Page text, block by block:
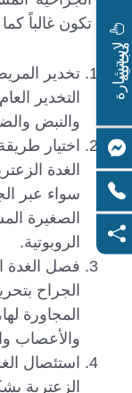
تكون غالباً
تخدير
التخدير
والنبض
اختيار
الغدة
سواء عبر
الصغيرة
الروبوتية.
فصل الغدة
الجراح
المجاورة
والأعصاب
استئصال
الزعترية
ل
ا
س
ت
ش
ا
ر
ة
م
ج
ا
ن
ي
ة